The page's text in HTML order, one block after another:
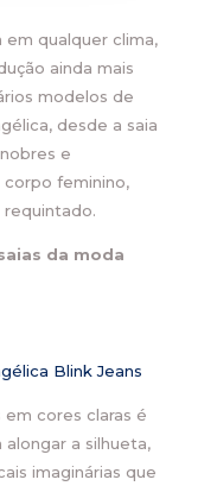
em qualquer clima,
ainda mais
modelos de
desde a saia
e
feminino,
requintado.
da moda
cores claras é
a silhueta,
imaginárias que